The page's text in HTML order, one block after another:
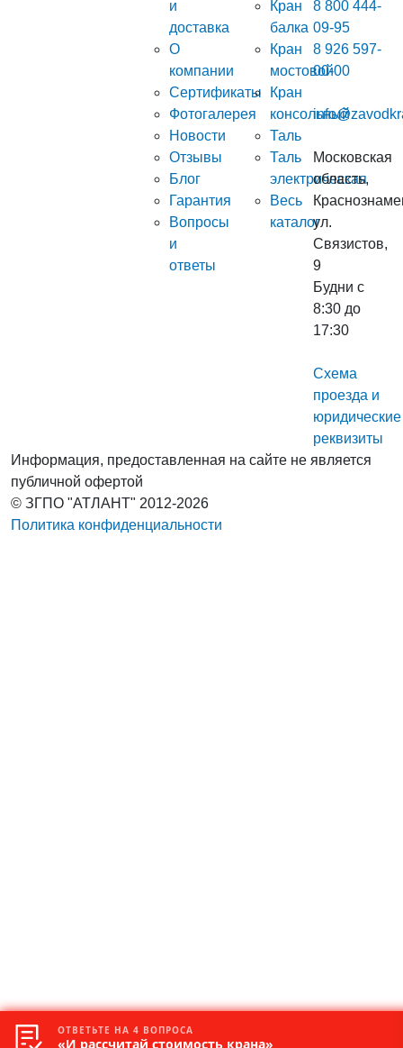
и
доставка
О
компании
Сертификаты
Фотогалерея
Новости
Отзывы
Блог
Гарантия
Вопросы
и
ответы
Кран
балка
Кран
мостовой
Кран
консольный
Таль
Таль
электрическая
Весь
каталог
8 800 444-
09-95
8 926 597-
00-00
Московская
область,
ул.
Связистов,
9
Будни с
8:30 до
17:30
Схема
проезда и
юридические
реквизиты
Информация, предоставленная на сайте не является
публичной офертой
© ЗГПО "АТЛАНТ" 2012-2026
Политика конфиденциальности
ОТВЕТЬТЕ НА 4 ВОПРОСА
«И рассчитай стоимость крана»